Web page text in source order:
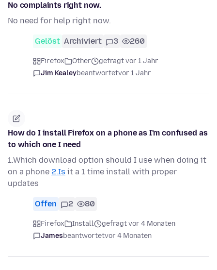
No complaints right now.
No need for help right now.
Gelöst Archiviert 3 260
Firefox Other
gefragt vor 1 Jahr
Jim Kealeybeantwortetvor 1 Jahr
How do I install Firefox on a phone as I'm confused as
to which one I need
1.Which download option should I use when doing it
on a phone 2.Is it a 1 time install with proper
updates
Offen 2 80
Firefox Install
gefragt vor 4 Monaten
Jamesbeantwortetvor 4 Monaten